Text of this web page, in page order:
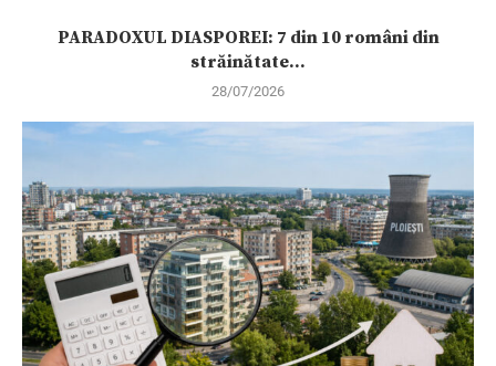
PARADOXUL DIASPOREI: 7 din 10 români din
străinătate...
28/07/2026